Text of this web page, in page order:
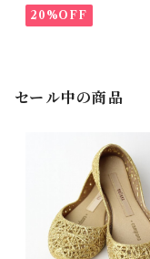
20%OFF
セール中の商品